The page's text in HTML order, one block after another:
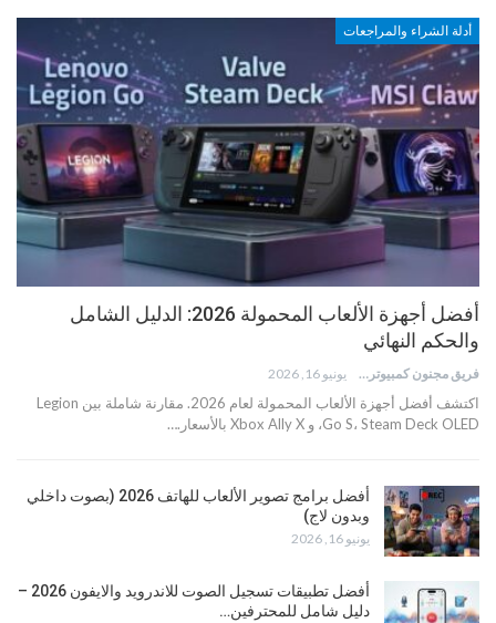
أدلة الشراء والمراجعات
أفضل أجهزة الألعاب المحمولة 2026: الدليل الشامل
والحكم النهائي
فريق مجنون كمبيوتر يونيو 16, 2026
اكتشف أفضل أجهزة الألعاب المحمولة لعام 2026. مقارنة شاملة بين Legion
Go S، Steam Deck OLED، و Xbox Ally X بالأسعار.…
أفضل برامج تصوير الألعاب للهاتف 2026 (بصوت داخلي
وبدون لاج)
يونيو 16, 2026
أفضل تطبيقات تسجيل الصوت للاندرويد والايفون 2026 –
دليل شامل للمحترفين…